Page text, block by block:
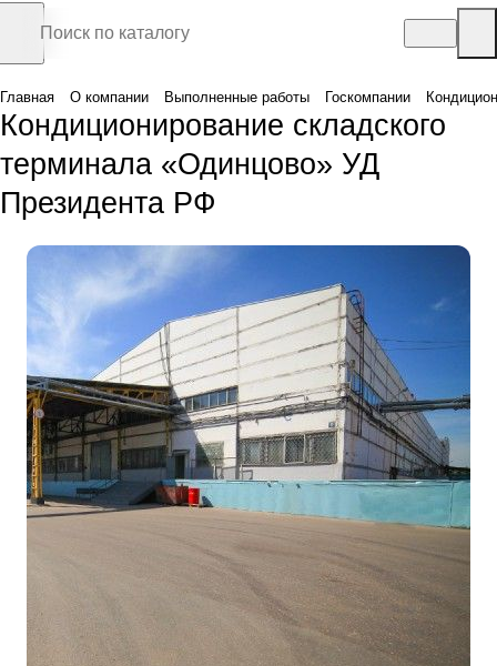
Главная О компании Выполненные работы Госкомпании
Кондиционирование складского
терминала «Одинцово» УД
Президента РФ